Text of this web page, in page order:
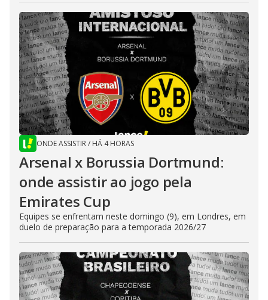
ONDE ASSISTIR/ HÁ 4 HORAS
Arsenal x Borussia Dortmund:
onde assistir ao jogo pela
Emirates Cup
Equipes se enfrentam neste domingo (9), em Londres, em
duelo de preparação para a temporada 2026/27